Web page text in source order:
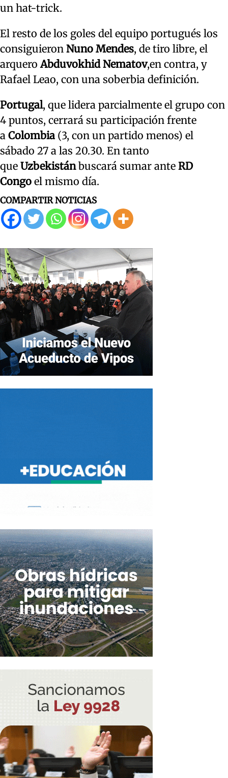
un hat-trick.
El resto de los goles del equipo portugués los
consiguieron Nuno Mendes, de tiro libre, el
arqueroAbduvokhid Nematov,en contra, y
Rafael Leao, con una soberbia definición.
Portugal, que lidera parcialmente el grupo con
4 puntos, cerrará su participación frente
a Colombia (3, con un partido menos) el
sábado 27 a las 20.30. En tanto
que Uzbekistánbuscará sumar ante RD
Congo el mismo día.
COMPARTIR NOTICIAS